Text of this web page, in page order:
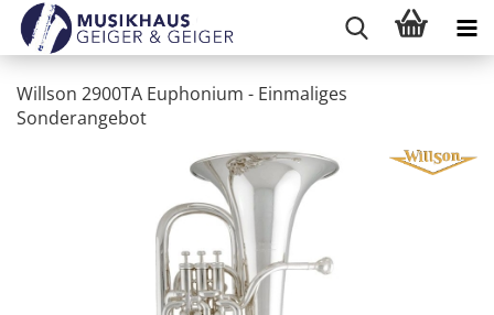
Willson 2900TA Euphonium - Einmaliges
Sonderangebot